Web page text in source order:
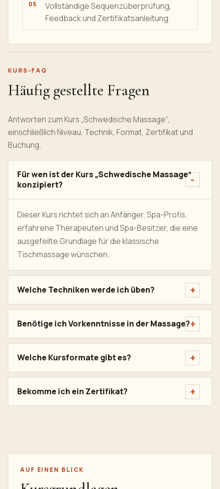
Vollständige Sequenzüberprüfung,
Feedback und Zertifikatsanleitung
KURS-FAQ
Häufig gestellte Fragen
Antworten zum Kurs „Schwedische Massage“,
einschließlich Niveau, Technik, Format, Zertifikat und
Buchung.
Für wen ist der Kurs „Schwedische Massage“
konzipiert?
Dieser Kurs richtet sich an Anfänger, Spa-Profis,
erfahrene Therapeuten und Spa-Besitzer, die eine
ausgefeilte Grundlage für die klassische
Tischmassage wünschen.
Welche Techniken werde ich üben?
Benötige ich Vorkenntnisse in der Massage?
Welche Kursformate gibt es?
Bekomme ich ein Zertifikat?
AUF EINEN BLICK